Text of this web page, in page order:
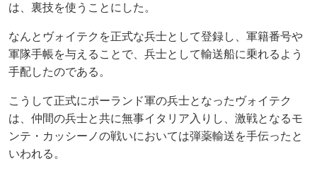
は、裏技を使うことにした。
なんとヴォイテクを正式な兵士として登録し、軍籍番号や
軍隊手帳を与えることで、兵士として輸送船に乗れるよう
手配したのである。
こうして正式にポーランド軍の兵士となったヴォイテク
は、仲間の兵士と共に無事イタリア入りし、激戦となるモ
ンテ・カッシーノの戦いにおいては弾薬輸送を手伝ったと
いわれる。